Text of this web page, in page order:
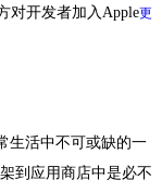
对开发者加入Apple更
生活中不可或缺的一
到应用商店中是必不